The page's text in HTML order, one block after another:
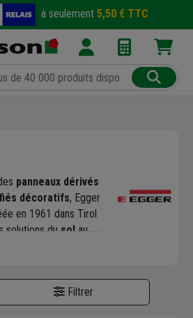
à seulement 5,50 € TTC
panneaux dérivés
décoratifs, Egger
en 1961 dans Tirol
solutions du sol au
bien à des
Filtrer